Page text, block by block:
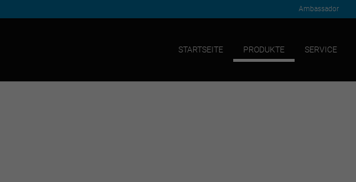
Ambassador
STARTSEITE PRODUKTE SERVICE